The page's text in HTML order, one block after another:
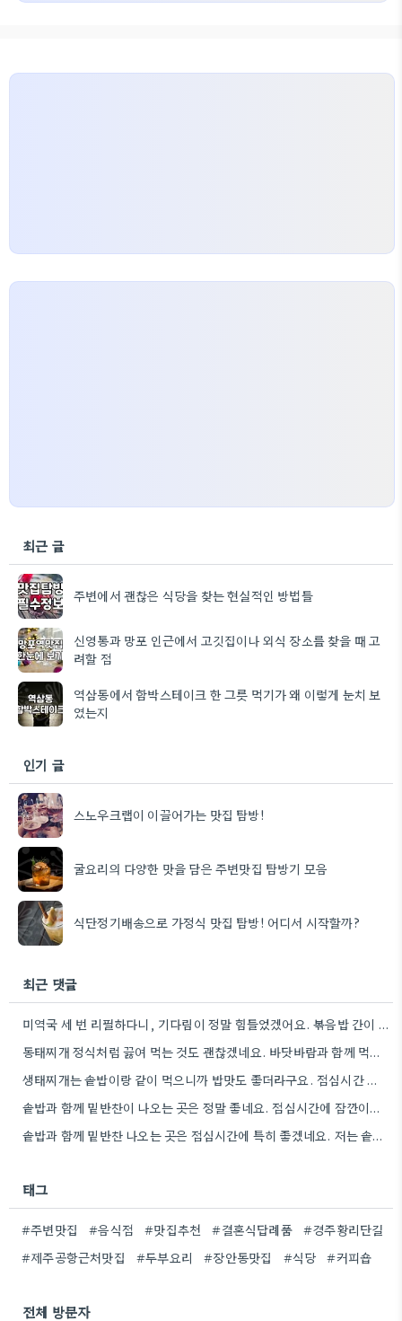
최근 글
주변에서 괜찮은 식당을 찾는 현실적인 방법들
신영통과 망포 인근에서 고깃집이나 외식 장소를 찾을 때 고
려할 점
역삼동에서 함박스테이크 한 그릇 먹기가 왜 이렇게 눈치 보
였는지
인기 글
스노우크랩이 이끌어가는 맛집 탐방!
굴요리의 다양한 맛을 담은 주변맛집 탐방기 모음
식단정기배송으로 가정식 맛집 탐방! 어디서 시작할까?
최근 댓글
미역국 세 번 리필하다니, 기다림이 정말 힘들었겠어요. 볶음밥 간이 세기 때문인지 맵고 짜면서도 계속 먹게…
동태찌개 정식처럼 끓여 먹는 것도 괜찮겠네요. 바닷바람과 함께 먹었던 맛을 생각하면, 땀 흘리면서 먹은 맛과는…
생태찌개는 솥밥이랑 같이 먹으니까 밥맛도 좋더라구요. 점심시간 피해서 가면 웨이팅도 줄 것 같아요.
솥밥과 함께 밑반찬이 나오는 곳은 정말 좋네요. 점심시간에 잠깐이라도 가보고 싶었는데, 웨이팅 전에 미리 확인하는…
솥밥과 함께 밑반찬 나오는 곳은 점심시간에 특히 좋겠네요. 저는 솥밥에 찌개 한 그릇 뚝딱 먹고…
태그
#주변맛집 #음식점 #맛집추천 #결혼식답례품
#경주황리단길
#제주공항근처맛집
#두부요리 #장안동맛집 #식당 #커피숍
전체 방문자